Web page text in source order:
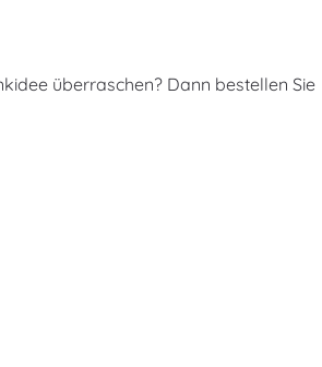
überraschen? Dann bestellen Sie